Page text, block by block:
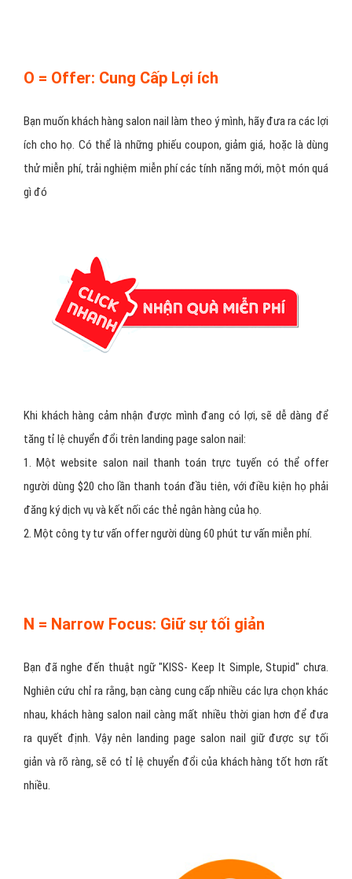
O = Offer: Cung Cấp Lợi ích
Bạn muốn khách hàng salon nail làm theo ý mình, hãy đưa ra các lợi
ích cho họ. Có thể là những phiếu coupon, giảm giá, hoặc là dùng
thử miễn phí, trải nghiệm miễn phí các tính năng mới, một món quá
gì đó
Khi khách hàng cảm nhận được mình đang có lợi, sẽ dễ dàng để
tăng tỉ lệ chuyển đổi trên landing page salon nail:
1. Một website salon nail thanh toán trực tuyến có thể offer
người dùng $20 cho lần thanh toán đầu tiên, với điều kiện họ phải
đăng ký dịch vụ và kết nối các thẻ ngân hàng của họ.
2. Một công ty tư vấn offer người dùng 60 phút tư vấn miễn phí.
N = Narrow Focus: Giữ sự tối giản
Bạn đã nghe đến thuật ngữ "KISS- Keep It Simple, Stupid" chưa.
Nghiên cứu chỉ ra rằng, bạn càng cung cấp nhiều các lựa chọn khác
nhau, khách hàng salon nail càng mất nhiều thời gian hơn để đưa
ra quyết định. Vậy nên landing page salon nail giữ được sự tối
giản và rõ ràng, sẽ có tỉ lệ chuyển đổi của khách hàng tốt hơn rất
nhiều.